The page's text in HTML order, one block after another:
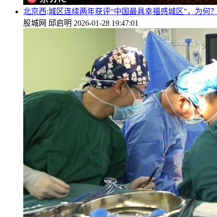
北京西;城区连续两年获评“中国最具幸福感城区”，为何
股城网 邱启明 2026-01-28 19:47:01